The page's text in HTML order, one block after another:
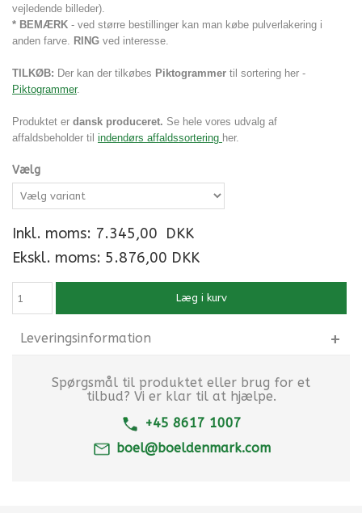
vejledende billeder).
* BEMÆRK - ved større bestillinger kan man købe pulverlakering i
anden farve. RING ved interesse.
TILKØB: Der kan der tilkøbes Piktogrammer til sortering her -
Piktogrammer.
Produktet er dansk produceret. Se hele vores udvalg af
affaldsbeholder til indendørs affaldssortering her.
Vælg
Inkl. moms: 7.345,00 DKK
Ekskl. moms: 5.876,00 DKK
Læg i kurv
Leveringsinformation
Spørgsmål til produktet eller brug for et
tilbud? Vi er klar til at hjælpe.
+45 8617 1007
boel@boeldenmark.com